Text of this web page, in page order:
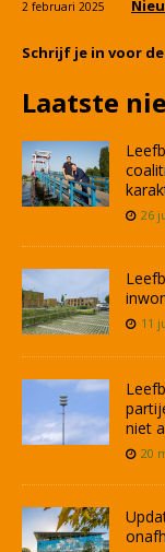
2 februari 2025
Schrijf je in voor
Laatste
26
11
niet
20